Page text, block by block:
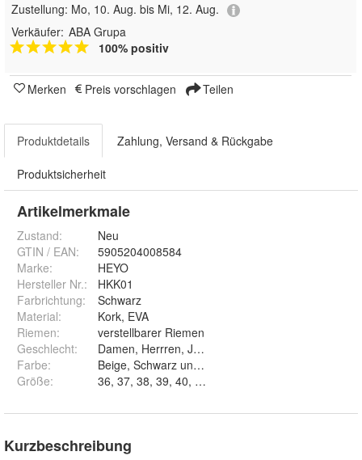
Zustellung: Mo, 10. Aug. bis Mi, 12. Aug.
Verkäufer: ABA Grupa
100% positiv
Merken Preis vorschlagen Teilen
Produktdetails Zahlung, Versand & Rückgabe
Produktsicherheit
Artikelmerkmale
Zustand:
Neu
GTIN / EAN:
5905204008584
Marke:
HEYO
Hersteller Nr.:
HKK01
Farbrichtung:
Schwarz
Material:
Kork, EVA
Riemen:
verstellbarer Riemen
Geschlecht:
Damen, Herrren, Jungen
Farbe:
Beige, Schwarz und Braun
Größe:
Kurzbeschreibung